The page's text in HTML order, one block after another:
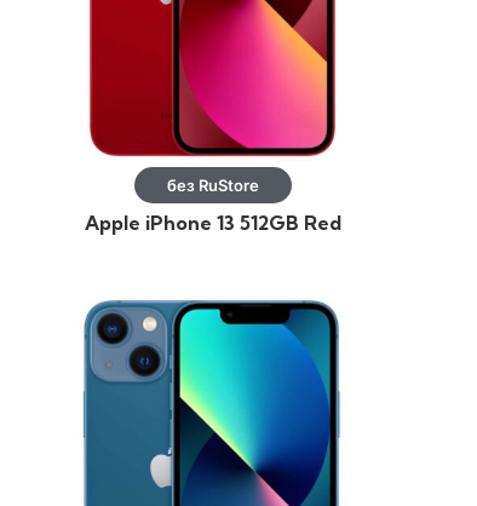
без RuStore
Apple iPhone 13 512GB Red